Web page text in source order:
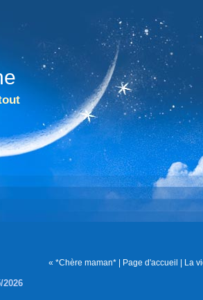
« *Chère maman* | Page d'accueil | La
2026